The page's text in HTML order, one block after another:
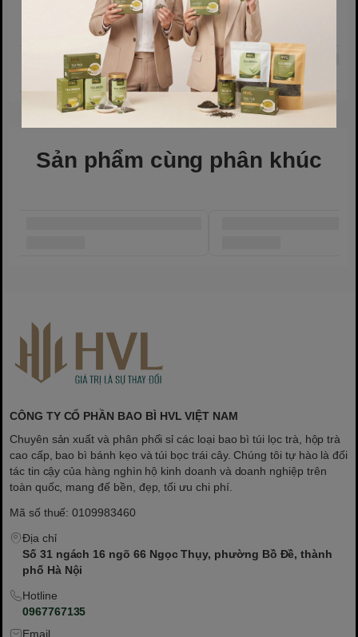
* CHÚ Ý: SP hoa cúc, mặt cười 19x29+4, giáng sinh 16x24, giáng
sinh 13x27 CÓ KÈM DÂY BUỘC
SP 15X25+6 KHÔNG CÓ DÂY BUỘC
* Đặc điểm nổi bật Túi đựng
thực phẩm
Sản phẩm cùng phân khúc
CÔNG TY CỔ PHẦN BAO BÌ HVL VIỆT NAM
Chuyên sản xuất và phân phối sỉ các loại bao bì túi lọc trà, hộp trà
cao cấp, bao bì bánh kẹo và túi bọc trái cây. Chúng tôi tự hào là đối
tác tin cậy của hàng nghìn hộ kinh doanh và doanh nghiệp trên
toàn quốc, mang đế bền, đẹp, tối ưu chi phí.
Mã số thuế: 0109983460
Địa chỉ
Số 31 ngách 16 ngõ 66 Ngọc Thụy, phường Bồ Đề, thành
phố Hà Nội
Hotline
0967767135
Email